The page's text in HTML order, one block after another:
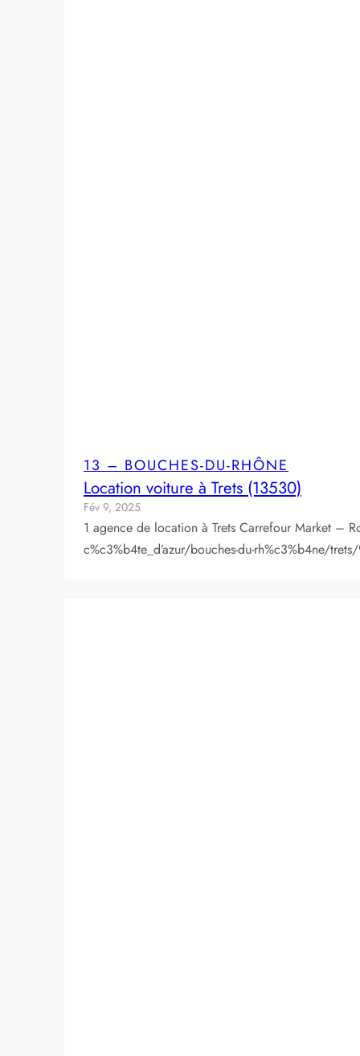
13 – BOUCHES-DU-RHÔNE
Location voiture à Trets (13530)
Fév 9, 2025
1 agence de location à Trets Carrefour Market –
c%c3%b4te_d’azur/bouches-du-rh%c3%b4ne/